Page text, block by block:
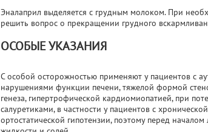
Эналаприл выделяется с грудным молоком. При
решить вопрос о прекращении грудного
ОСОБЫЕ УКАЗАНИЯ
С особой осторожностью применяют у пациентов с
нарушениями функции печени, тяжелой формой
генеза, гипертрофической кардиомиопатией, при
салуретиками, в частности у пациентов с
ортостатической гипотензии, поэтому перед